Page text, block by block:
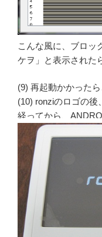
こんな風に、ブロッ
ケヲ」と表示された
(9) 再起動かかった
(10) ronziのロゴの後
経ってから、